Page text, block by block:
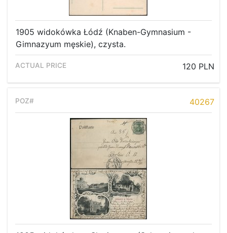
Current auction
Recent result
1905 widokówka Łódź (Knaben-Gymnasium -
Gimnazyum męskie), czysta.
120 PLN
40267